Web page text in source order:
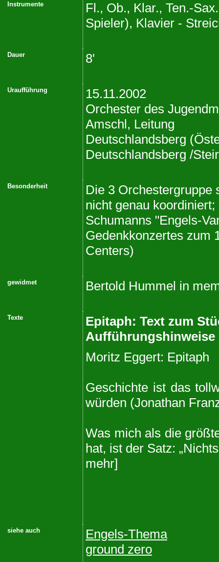
Instrumente
Fl., Ob., Klar., Ten.-
Spieler), Klavier -
Dauer 8'
Uraufführung
15.11.2002
Orchester des
Amschl, Leitung
Deutschlandsberg
Deutschlandsberg /
Besonderheit
Die 3 Orchestergruppe
nicht genau
Schumanns "Engels-
Gedenkkonzertes zum
Centers)
gewidmet Bertold Hummel in
Texte
Epitaph: Text zum
Aufführungshinweise
Moritz Eggert: Epitaph
Geschichte ist das
würden (Jonathan
Was mich als die
hat, ist der Satz:
mehr]
siehe auch
Engels-Thema
ground zero